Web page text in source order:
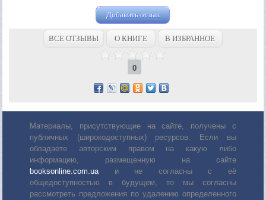
Добавить отзыв
ВСЕ ОТЗЫВЫ О КНИГЕ В ИЗБРАННОЕ
0
Материалы, присутствующие на сайте, получены с
публичных (широкодоступных) ресурсов. Если вы
обладаете авторским правом на какую либо
информацию, размещенную на сайте
booksonline.com.uaи не согласны с её
общедоступностью в будущем, то мы согласны
рассмотреть предложения по удалению определенного